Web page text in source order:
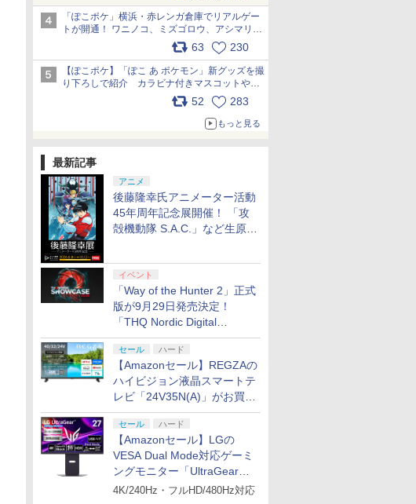
「ぽこポケ」横浜・赤レンガ倉庫でリアルゲー
トが開通！ ワニノコ、ミズゴロウ、アシマリ登
場シーンをレポート pic.x.com/LDgEByVl6D
63 230
【ぽこポケ】「ぽこ あ ポケモン」新グッズを撮
り下ろしで紹介 カラビナ付きマスコットやス
52 283
もっと見る
最新記事
アニメ
後藤隆幸氏アニメーター活動
45年周年記念展開催！ 「攻
殻機動隊 S.A.C.」など生原
イベント
「Way of the Hunter 2」正式
版が9月29日発売決定！
「THQ Nordic Digital
Showcase 2026」まとめ
セール ハード
【Amazonセール】REGZAの
ハイビジョン液晶スマートテ
レビ「24V35N(A)」がお買い
得！
セール ハード
【Amazonセール】LGの
VESA Dual Mode対応ゲーミ
ングモニター「UltraGear
27G850A-B」がお買い得！
4K/240Hz・フルHD/480Hz対応